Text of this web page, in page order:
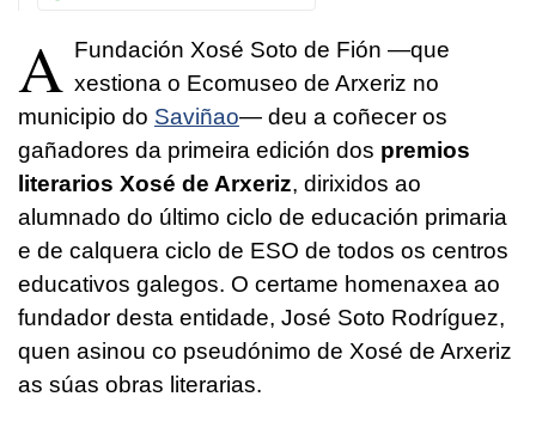
A Fundación Xosé Soto de Fión —que
xestiona o Ecomuseo de Arxeriz no
municipio do Saviñao— deu a coñecer os
gañadores da primeira edición dos premios
literarios Xosé de Arxeriz, dirixidos ao
alumnado do último ciclo de educación primaria
e de calquera ciclo de ESO de todos os centros
educativos galegos. O certame homenaxea ao
fundador desta entidade, José Soto Rodríguez,
quen asinou co pseudónimo de Xosé de Arxeriz
as súas obras literarias.